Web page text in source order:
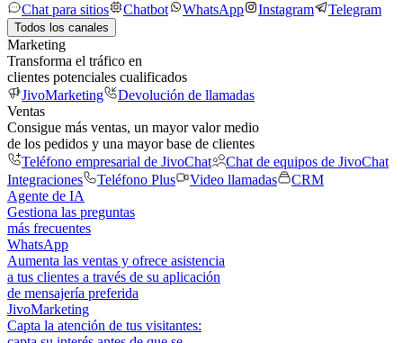
Chat para sitios
Chatbot WhatsApp Instagram Telegram
Todos los canales
Marketing
Transforma el tráfico en
clientes potenciales cualificados
JivoMarketing
Devolución de llamadas
Ventas
Consigue más ventas, un mayor valor medio
de los pedidos y una mayor base de clientes
Teléfono empresarial de JivoChat
Chat de equipos de JivoChat
Integraciones
Teléfono Plus Video llamadas
CRM
Agente de IA
Gestiona las preguntas
más frecuentes
WhatsApp
Aumenta las ventas y ofrece asistencia
a tus clientes a través de su aplicación
de mensajería preferida
JivoMarketing
Capta la atención de tus visitantes: